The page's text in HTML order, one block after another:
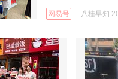
网易号 八桂早知